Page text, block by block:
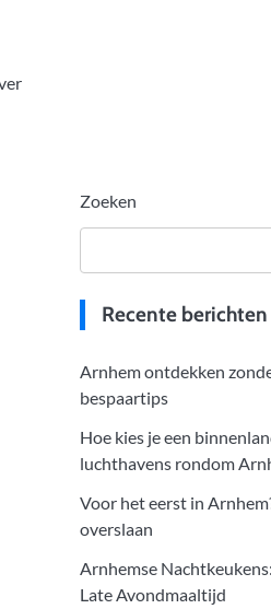
Zoeken
Recente berichten
Arnhem ontdekken
bespaartips
Hoe kies je een
luchthavens rondom
Voor het eerst in
overslaan
Arnhemse
Late Avondmaaltijd